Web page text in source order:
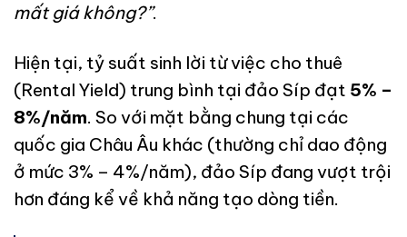
mất giá không?”.
Hiện tại, tỷ suất sinh lời từ việc cho thuê
(Rental Yield) trung bình tại đảo Síp đạt 5% –
8%/năm. So với mặt bằng chung tại các
quốc gia Châu Âu khác (thường chỉ dao động
ở mức 3% – 4%/năm), đảo Síp đang vượt trội
hơn đáng kể về khả năng tạo dòng tiền.